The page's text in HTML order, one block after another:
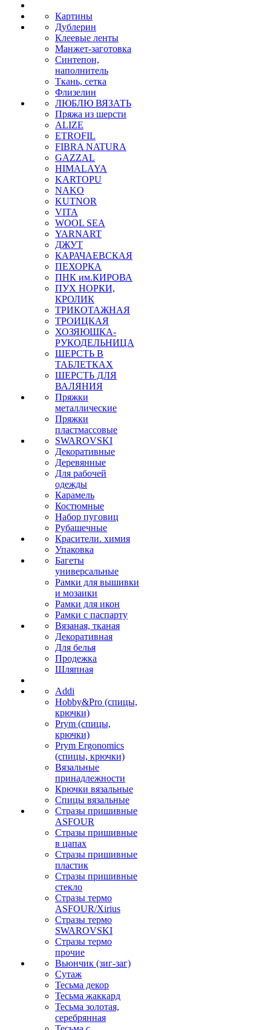
Картины
Дублерин
Клеевые ленты
Манжет-заготовка
Синтепон,
наполнитель
Ткань, сетка
Флизелин
ЛЮБЛЮ ВЯЗАТЬ
Пряжа из шерсти
ALIZE
ETROFIL
FIBRA NATURA
GAZZAL
HIMALAYA
KARTOPU
NAKO
KUTNOR
VITA
WOOL SEA
YARNART
ДЖУТ
КАРАЧАЕВСКАЯ
ПЕХОРКА
ПНК им.КИРОВА
ПУХ НОРКИ,
КРОЛИК
ТРИКОТАЖНАЯ
ТРОИЦКАЯ
ХОЗЯЮШКА-
РУКОДЕЛЬНИЦА
ШЕРСТЬ В
ТАБЛЕТКАХ
ШЕРСТЬ ДЛЯ
ВАЛЯНИЯ
Пряжки
металлические
Пряжки
пластмассовые
SWAROVSKI
Декоративные
Деревянные
Для рабочей
одежды
Карамель
Костюмные
Набор пуговиц
Рубашечные
Красители. химия
Упаковка
Багеты
универсальные
Рамки для вышивки
и мозаики
Рамки для икон
Рамки с паспарту
Вязаная, тканая
Декоративная
Для белья
Продежка
Шляпная
Addi
Hobby&Pro (спицы,
крючки)
Prym (спицы,
крючки)
Prym Ergonomics
(спицы, крючки)
Вязальные
принадлежности
Крючки вязальные
Спицы вязальные
Стразы пришивные
ASFOUR
Стразы пришивные
в цапах
Стразы пришивные
пластик
Стразы пришивные
стекло
Стразы термо
ASFOUR/Xirius
Стразы термо
SWAROVSKI
Стразы термо
прочие
Вьюнчик (зиг-заг)
Сутаж
Тесьма декор
Тесьма жаккард
Тесьма золотая,
серебрянная